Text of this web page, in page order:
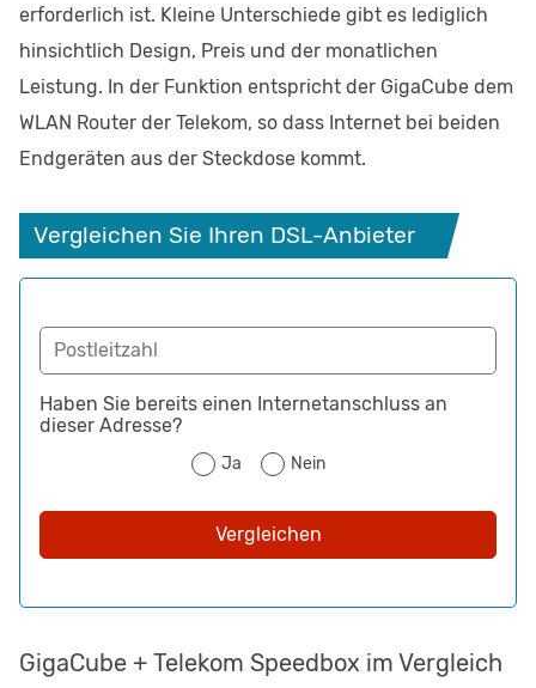
erforderlich ist. Kleine Unterschiede gibt es lediglich
hinsichtlich Design, Preis und der monatlichen
Leistung. In der Funktion entspricht der GigaCube dem
WLAN Router der Telekom, so dass Internet bei beiden
Endgeräten aus der Steckdose kommt.
Vergleichen Sie Ihren DSL-Anbieter
Postleitzahl
Haben Sie bereits einen Internetanschluss an
dieser Adresse?
Ja Nein
Vergleichen
GigaCube + Telekom Speedbox im Vergleich